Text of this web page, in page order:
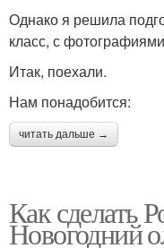
Однако я решила
класс, с
Итак, поехали.
Нам понадобится:
читать дальше →
Как сделать
Новогодний